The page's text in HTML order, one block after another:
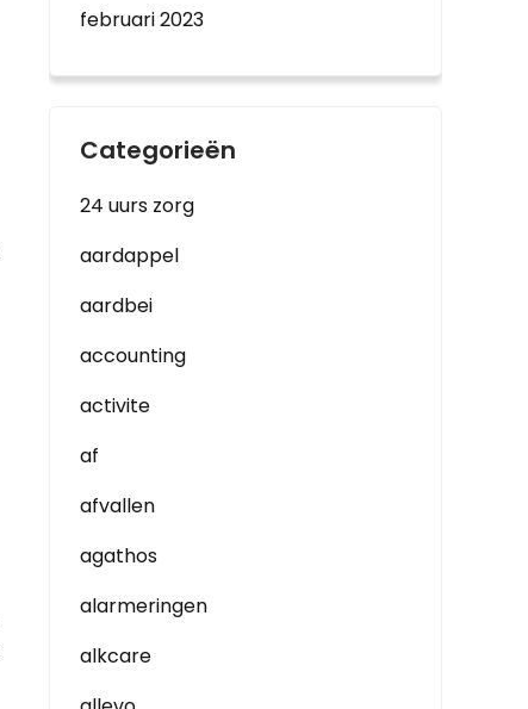
februari 2023
Categorieën
24 uurs zorg
aardappel
aardbei
accounting
activite
af
afvallen
agathos
alarmeringen
alkcare